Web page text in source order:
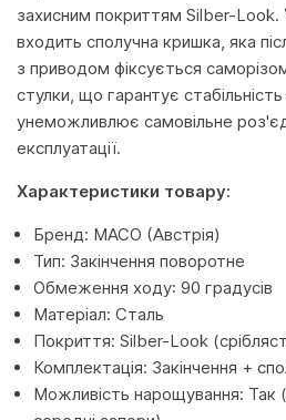
захисним покриттям Silber-Look.
входить сполучна кришка, яка
з приводом фіксується
стулки, що гарантує
унеможливлює самовільне
експлуатації.
Характеристики товару:
Бренд: MACO (Австрія)
Тип: Закінчення поворотне
Обмеження ходу: 90 градусів
Матеріал: Сталь
Покриття: Silber-Look
Комплектація: Закінчення +
Можливість нарощування: